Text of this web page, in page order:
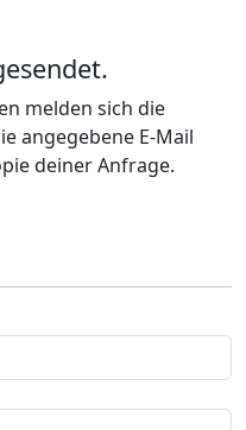
melden sich die
angegebene E-Mail
deiner Anfrage.